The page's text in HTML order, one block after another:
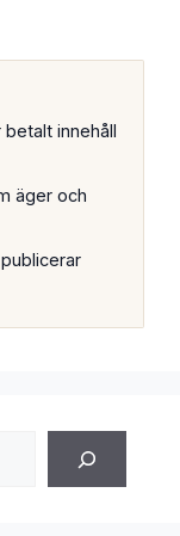
innehåll
äger och